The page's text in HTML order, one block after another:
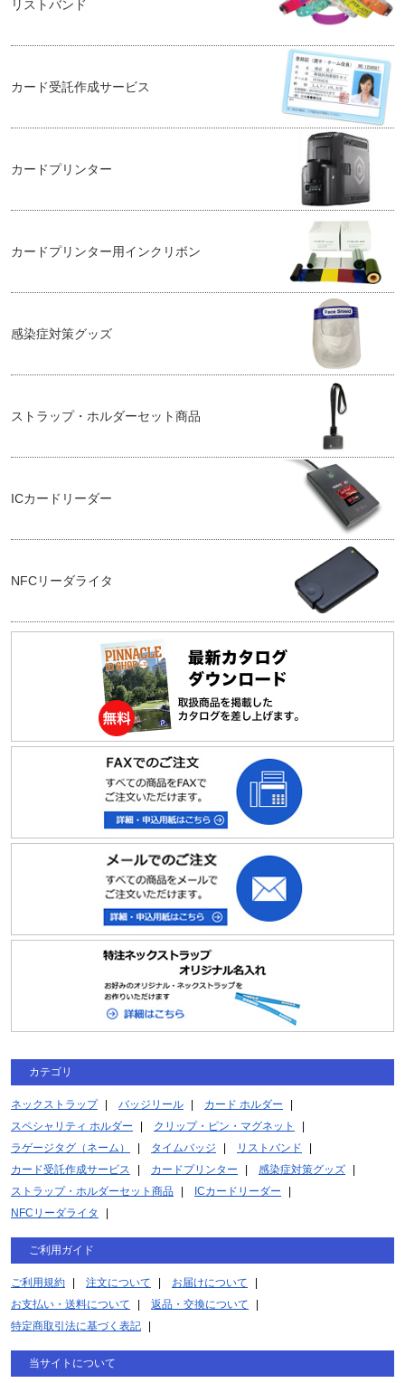
リストバンド
カード受託作成サービス
カードプリンター
カードプリンター用インクリボン
感染症対策グッズ
ストラップ・ホルダーセット商品
ICカードリーダー
NFCリーダライタ
カテゴリ
ネックストラップ バッジリール
カード ホルダー
スペシャリティ ホルダー
クリップ・ピン・マグネット
ラゲージタグ（ネーム）
タイムバッジ
リストバンド
カード受託作成サービス
カードプリンター
感染症対策グッズ
ストラップ・ホルダーセット商品
ICカードリーダー
NFCリーダライタ
ご利用ガイド
ご利用規約 注文について
お届けについて
お支払い・送料について
返品・交換について
特定商取引法に基づく表記
当サイトについて